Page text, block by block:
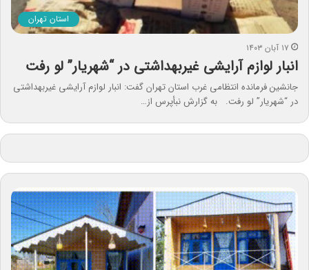
استان تهران
۱۷ آبان ۱۴۰۳
انبار لوازم آرایشی غیربهداشتی در “شهریار” لو رفت
جانشین فرمانده انتظامی غرب استان تهران گفت: انبار لوازم آرایشی غیربهداشتی
در “شهریار” لو رفت. به گزارش نبأپرس از…